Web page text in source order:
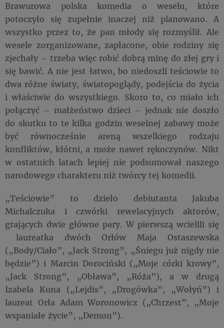
Brawurowa polska komedia o weselu, które
potoczyło się zupełnie inaczej niż planowano. A
wszystko przez to, że pan młody się rozmyślił. Ale
wesele zorganizowane, zapłacone, obie rodziny się
zjechały – trzeba więc robić dobrą minę do złej gry i
się bawić. A nie jest łatwo, bo niedoszli teściowie to
dwa różne światy, światopoglądy, podejścia do życia
i właściwie do wszystkiego. Skoro to, co miało ich
połączyć – małżeństwo dzieci – jednak nie doszło
do skutku to te kilka godzin weselnej zabawy może
być równocześnie areną wszelkiego rodzaju
konfliktów, kłótni, a może nawet rękoczynów. Nikt
w ostatnich latach lepiej nie podsumował naszego
narodowego charakteru niż twórcy tej komedii.
„Teściowie” to dzieło debiutanta Jakuba
Michalczuka i czwórki rewelacyjnych aktorów,
grających dwie główne pary. W pierwszą wcielili się
laureatka dwóch Orłów Maja Ostaszewska
(„Body/Ciało”, „Jack Strong”, „Śniegu już nigdy nie
będzie”) i Marcin Dorociński („Moje córki krowy”,
„Jack Strong”, „Obława”, „Róża”), a w drugą
Izabela Kuna („Lejdis”, „Drogówka”, „Wołyń”) i
laureat Orła Adam Woronowicz („Chrzest”, „Moje
wspaniałe życie”, „Demon”).